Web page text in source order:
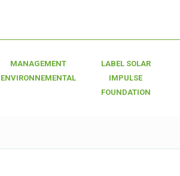
MANAGEMENT
ENVIRONNEMENTAL
LABEL SOLAR
IMPULSE
FOUNDATION